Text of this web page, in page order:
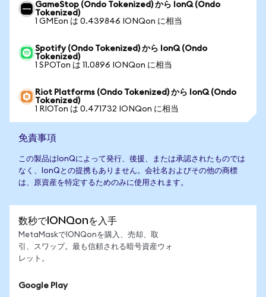
GameStop (Ondo Tokenized) から IonQ (Ondo
Tokenized)
1 GMEon は 0.439846 IONQon に相当
Spotify (Ondo Tokenized) から IonQ (Ondo
Tokenized)
1 SPOTon は 11.0896 IONQon に相当
Riot Platforms (Ondo Tokenized) から IonQ (Ondo
Tokenized)
1 RIOTon は 0.471732 IONQon に相当
免責事項
この製品はIonQによって発行、後援、または承認されたものでは
なく、IonQとの提携もありません。会社名およびその他の商標
は、原資産を特定するためのみに使用されます。
数秒でIONQonを入手
MetaMaskでIONQonを購入、売却、取
引、スワップ。最も信頼される暗号資産ウォ
レット。
Google Play